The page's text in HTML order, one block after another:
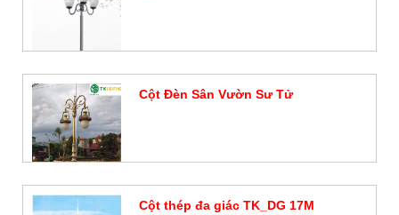
Cột Đèn Sân Vườn Sư Tử
Cột thép đa giác TK_DG 17M